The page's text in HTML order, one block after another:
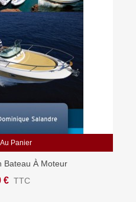
Panier
Bateau À Moteur
€ TTC